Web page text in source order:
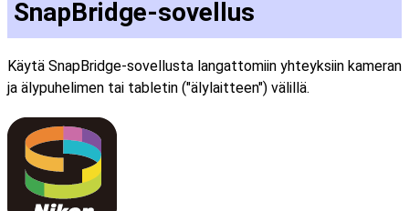
SnapBridge-sovellus
Käytä SnapBridge-sovellusta langattomiin yhteyksiin kameran
ja älypuhelimen tai tabletin ("älylaitteen") välillä.